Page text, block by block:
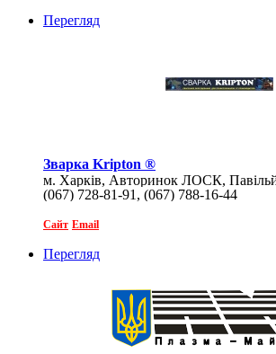
Перегляд
Зварка Kripton ®
м. Харків, Авторинок ЛОСК,
(067) 728-81-91, (067) 788-16-44
Сайт Email
Перегляд